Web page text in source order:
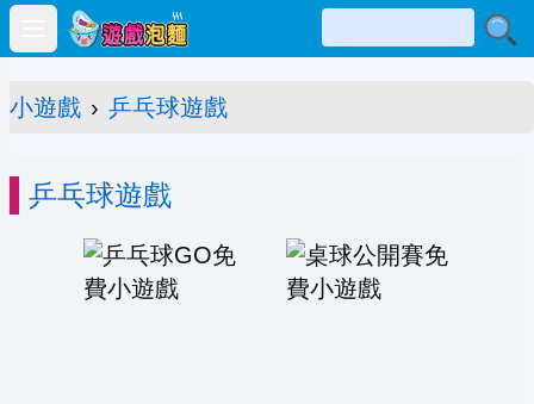
Open main menu
小遊戲 › 乒乓球遊戲
乒乓球遊戲